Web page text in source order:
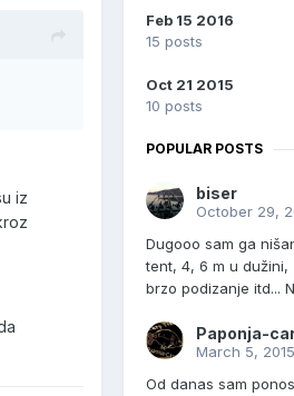
iz
Feb 15 2016
15 posts
Oct 21 2015
10 posts
POPULAR POSTS
biser
October 29,
Dugooo sam ga
tent, 4, 6 m u dužini,
brzo podizanje itd...
Paponja-
March 5, 2015
Od danas sam